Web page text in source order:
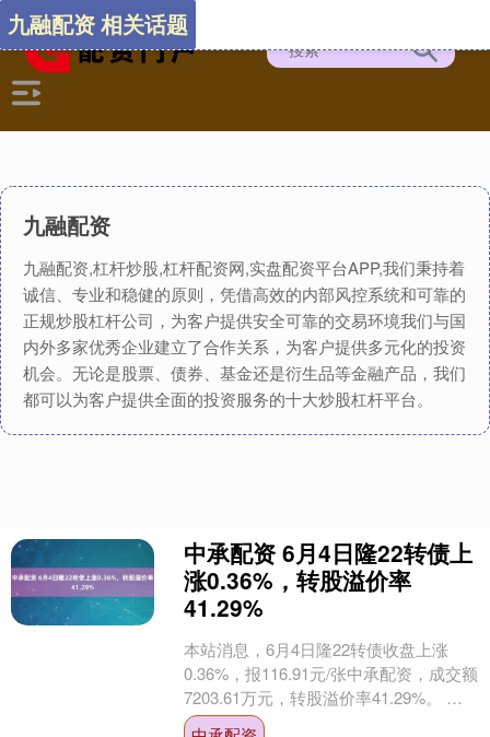
九融配资
九融配资,杠杆炒股,杠杆配资网,实盘配资平台APP,我们秉持着
诚信、专业和稳健的原则，凭借高效的内部风控系统和可靠的
正规炒股杠杆公司，为客户提供安全可靠的交易环境我们与国
内外多家优秀企业建立了合作关系，为客户提供多元化的投资
机会。无论是股票、债券、基金还是衍生品等金融产品，我们
都可以为客户提供全面的投资服务的十大炒股杠杆平台。
九融配资 相关话题
中承配资 6月4日隆22转债上
涨0.36%，转股溢价率
41.29%
本站消息，6月4日隆22转债收盘上涨
0.36%，报116.91元/张中承配资，成交额
7203.61万元，转股溢价率41.29%。 资
料显示，隆22转债信用级别为....